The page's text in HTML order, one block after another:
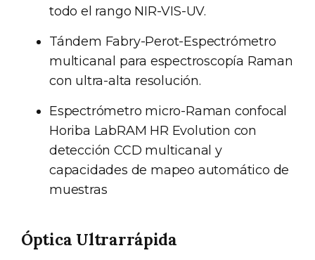
todo el rango NIR-VIS-UV.
Tándem Fabry-Perot-Espectrómetro
multicanal para espectroscopía Raman
con ultra-alta resolución.
Espectrómetro micro-Raman confocal
Horiba LabRAM HR Evolution con
detección CCD multicanal y
capacidades de mapeo automático de
muestras
Óptica Ultrarrápida